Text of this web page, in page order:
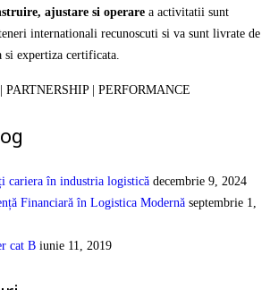
ajustare si operare a activitatii sunt
internationali recunoscuti si va sunt livrate de
si expertiza certificata.
PARTNERSHIP | PERFORMANCE
cariera în industria logistică decembrie 9, 2024
Financiară în Logistica Modernă septembrie 1,
cat B iunie 11, 2019